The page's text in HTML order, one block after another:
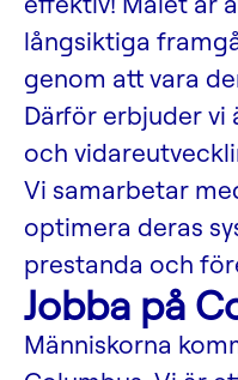
långsiktiga
genom att vara
Därför erbjuder vi
och
Vi samarbetar
optimera deras
prestanda och
Jobba på
Människorna